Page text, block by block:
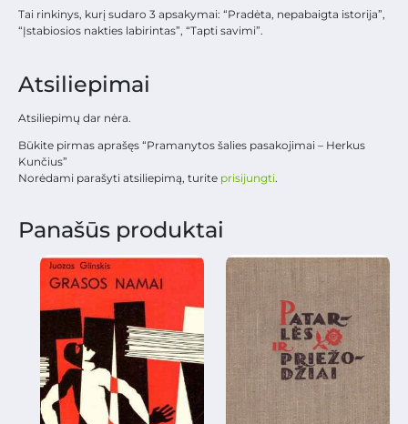
Tai rinkinys, kurį sudaro 3 apsakymai: “Pradėta, nepabaigta istorija”,
“Įstabiosios nakties labirintas”, “Tapti savimi”.
Atsiliepimai
Atsiliepimų dar nėra.
Būkite pirmas aprašęs “Pramanytos šalies pasakojimai – Herkus
Kunčius”
Norėdami parašyti atsiliepimą, turite prisijungti.
Panašūs produktai